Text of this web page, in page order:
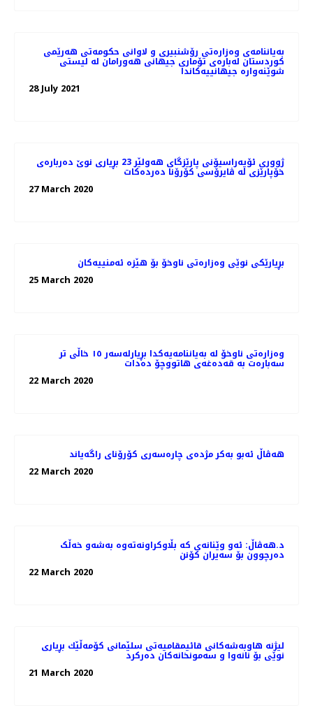
بەیاننامەی وەزارەتی رۆشنبیری و لاوانی حکومەتی هەرێمی
کوردستان لەبارەی تۆماری جیهانی هەورامان لە لیستی
شوێنەوارە جیهانییەکاندا
28 July 2021
ژووری ئۆپەراسیۆنی پارێزگای هەولێر 23 بڕیاری نوێ‌ دەربارەی
خۆپارێزی لە ڤایرۆسی كۆرۆنا دەردەكات
27 March 2020
بڕیارێكی نوێی وەزارەتی ناوخۆ بۆ هێزە ئەمنییەكان
25 March 2020
وەزارەتی ناوخۆ لە بەیاننامەیەکدا بڕیارلەسەر ١٥ خاڵی تر
سەبارەت بە قەدەغەی هاتووچۆ دەدات
22 March 2020
هه‌ڤاڵ ئه‌بو به‌كر مژده‌ی چاره‌سه‌ری کۆرۆنای راگه‌یاند
22 March 2020
د.هەڤاڵ: ئەو وێنانەی کە بڵاوکراونەتەوە بەشەو خەڵک
دەرچوون بۆ سەیران کۆنن
22 March 2020
لیژنه‌ هاوبه‌شه‌كانی قائیمقامیه‌تی سلێمانی كۆمه‌ڵێك بڕیاری
نوێی بۆ نانه‌وا و سه‌مونخانه‌كان ده‌ركرد
21 March 2020